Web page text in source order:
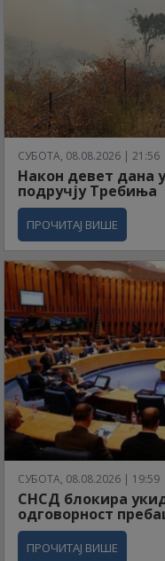
СУБОТА, 08.08.2026 | 21:56
Након девет дана
подручју Требиња
ПРОЧИТАЈ ВИШЕ
СУБОТА, 08.08.2026 | 19:59
СНСД блокира
одговорност
ПРОЧИТАЈ ВИШЕ